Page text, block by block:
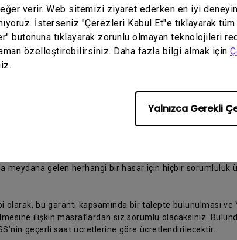
verir. Web sitemizi ziyaret ederken en iyi
İsterseniz "Çerezleri Kabul Et"e tıklayarak
butonuna tıklayarak zorunlu olmayan teknolojileri
özelleştirebilirsiniz. Daha fazla bilgi almak için
Yalnızca Gerekli
tamir için bir BenQ Yetkili Servis Sağlayıcısına (YSS)
dikkate alınız. Orijinal ambalaj
koymayı
meydana gelen herhangi bir hasar için hiçbir sorumluluk
olarak, bu garanti kapsamında bir talepte bulunulması
ilişkin masraflardan siz sorumlu olacaksınız.
geçerli saat ücretlerine göre ücretlendirilecektir.